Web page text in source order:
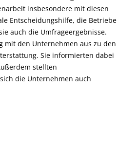
insbesondere mit diesen
Entscheidungshilfe, die Betriebe
auch die Umfrageergebnisse.
mit den Unternehmen aus zu den
Sie informierten dabei
stellten
die Unternehmen auch